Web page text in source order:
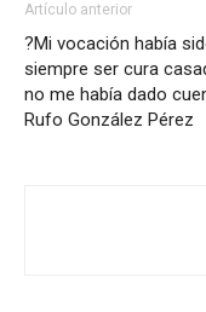
Artículo anterior
?Mi vocación había
siempre ser cura
no me había dado
Rufo González Pérez